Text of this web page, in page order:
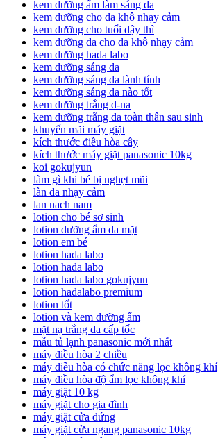
kem dưỡng ẩm làm sáng da
kem dưỡng cho da khô nhạy cảm
kem dưỡng cho tuổi dậy thì
kem dưỡng da cho da khô nhạy cảm
kem dưỡng hada labo
kem dưỡng sáng da
kem dưỡng sáng da lành tính
kem dưỡng sáng da nào tốt
kem dưỡng trắng d-na
kem dưỡng trắng da toàn thân sau sinh
khuyến mãi máy giặt
kích thước điều hòa cây
kích thước máy giặt panasonic 10kg
koi gokujyun
làm gì khi bé bị nghẹt mũi
làn da nhạy cảm
lan nach nam
lotion cho bé sơ sinh
lotion dưỡng ẩm da mặt
lotion em bé
lotion hada labo
lotion hada labo
lotion hada labo gokujyun
lotion hadalabo premium
lotion tốt
lotion và kem dưỡng ẩm
mặt nạ trắng da cấp tốc
mẫu tủ lạnh panasonic mới nhất
máy điều hòa 2 chiều
máy điều hòa có chức năng lọc không khí
máy điều hòa độ ẩm lọc không khí
máy giặt 10 kg
máy giặt cho gia đình
máy giặt cửa đứng
máy giặt cửa ngang panasonic 10kg